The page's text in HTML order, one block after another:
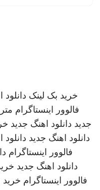
خرید بک لینک
فالوور اینستاگرام
جدید دانلود اهنگ جدید
دانلود اهنگ جدید
فالوور اینستاگرام
دانلود اهنگ جدید
فالوور اینستاگرام خرید